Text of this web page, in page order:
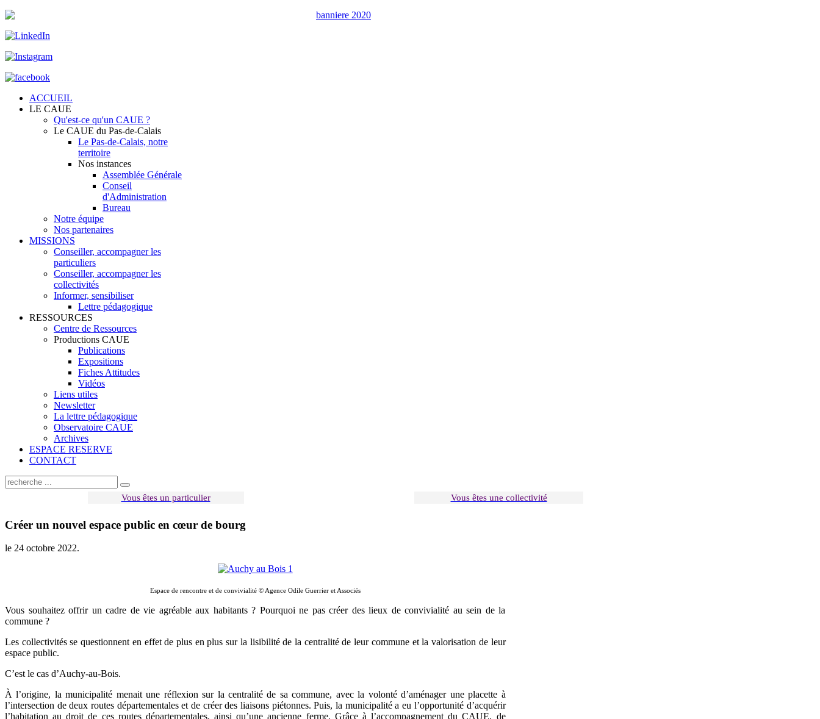
ACCUEIL
LE CAUE
Qu'est-ce qu'un CAUE ?
Le CAUE du Pas-de-Calais
Le Pas-de-Calais, notre
territoire
Nos instances
Assemblée Générale
Conseil
d'Administration
Bureau
Notre équipe
Nos partenaires
MISSIONS
Conseiller, accompagner les
particuliers
Conseiller, accompagner les
collectivités
Informer, sensibiliser
Lettre pédagogique
RESSOURCES
Centre de Ressources
Productions CAUE
Publications
Expositions
Fiches Attitudes
Vidéos
Liens utiles
Newsletter
La lettre pédagogique
Observatoire CAUE
Archives
ESPACE RESERVE
CONTACT
Vous êtes un particulier Vous êtes une collectivité
Créer un nouvel espace public en cœur de bourg
le 24 octobre 2022.
Espace de rencontre et de convivialité © Agence Odile Guerrier et Associés
Vous souhaitez offrir un cadre de vie agréable aux habitants ? Pourquoi ne pas créer des lieux de convivialité au sein de la
commune ?
Les collectivités se questionnent en effet de plus en plus sur la lisibilité de la centralité de leur commune et la valorisation de leur
espace public.
C’est le cas d’Auchy-au-Bois.
À l’origine, la municipalité menait une réflexion sur la centralité de sa commune, avec la volonté d’aménager une placette à
l’intersection de deux routes départementales et de créer des liaisons piétonnes. Puis, la municipalité a eu l’opportunité d’acquérir
l’habitation au droit de ces routes départementales, ainsi qu’une ancienne ferme. Grâce à l’accompagnement du CAUE, de